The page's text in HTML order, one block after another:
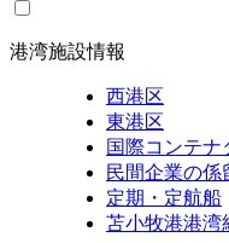
港湾施設情報
西港区
東港区
国際コンテナ
民間企業の係
定期・定航船
苫小牧港港湾